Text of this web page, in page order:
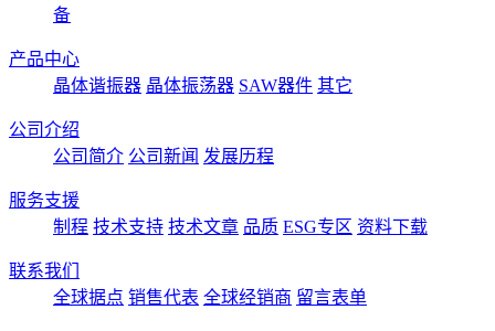
备
产品中心
晶体谐振器 晶体振荡器 SAW器件 其它
公司介绍
公司简介 公司新闻 发展历程
服务支援
制程 技术支持 技术文章 品质 ESG专区 资料下载
联系我们
全球据点 销售代表 全球经销商 留言表单